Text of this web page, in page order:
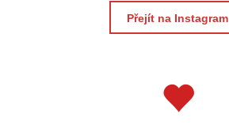
Přejít na Instagram